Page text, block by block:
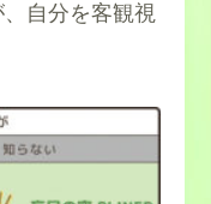
自分を客観視